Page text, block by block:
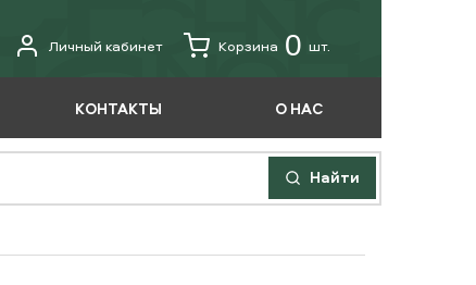
Личный кабинет Корзина 0 шт.
КОНТАКТЫ О НАС
Найти